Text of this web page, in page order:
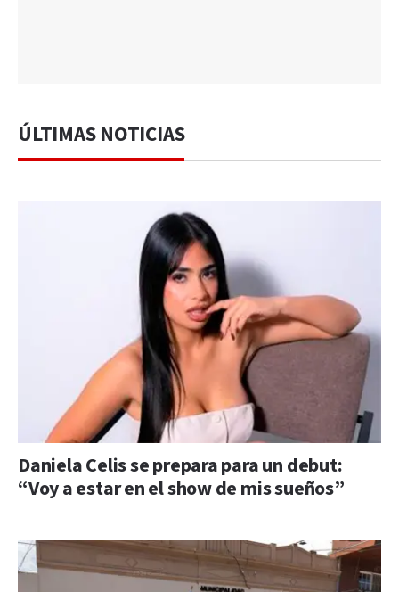
ÚLTIMAS NOTICIAS
Daniela Celis se prepara para un debut:
“Voy a estar en el show de mis sueños”